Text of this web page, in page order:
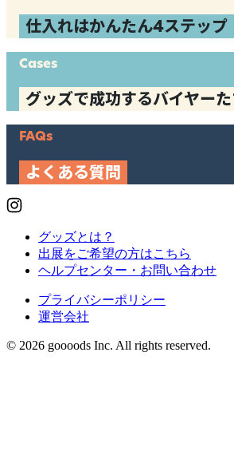
仕入れはかんたん4ステップ
Cases
グッズで成功するバイヤー
FAQs
よくある質問
グッズとは？
出展をご希望の方はこちら
ヘルプセンター・お問い合わせ
プライバシーポリシー
運営会社
© 2026 goooods Inc. All rights reserved.